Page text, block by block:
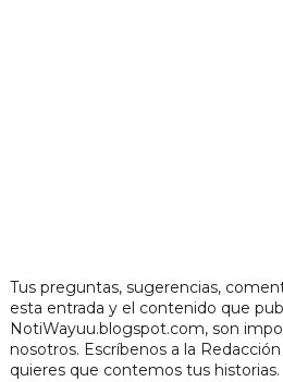
Tus preguntas, sugerencias,
esta entrada y el contenido que
NotiWayuu.blogspot.com, son
nosotros. Escríbenos a la
quieres que contemos tus historias.